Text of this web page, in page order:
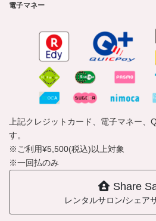
電子マネー
上記クレジットカード、電子マネー、
す。
※ご利用¥5,500(税込)以上対象
※一回払のみ
Share
レンタルサロン/シェア